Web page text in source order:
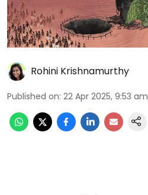
Rohini Krishnamurthy
Published on: 22 Apr 2025, 9:53 am